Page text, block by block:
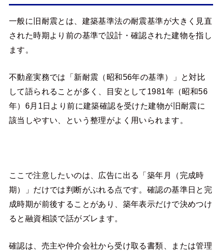
一般に旧耐震とは、建築基準法の耐震基準が大きく見直
された時期より前の基準で設計・確認された建物を指し
ます。
不動産実務では「新耐震（昭和56年の基準）」と対比
して語られることが多く、目安として1981年（昭和56
年）6月1日より前に建築確認を受けた建物が旧耐震に
該当しやすい、という整理がよく用いられます。
ここで注意したいのは、広告に出る「築年月（完成時
期）」だけでは判断がぶれる点です。確認の基準日と完
成時期が前後することがあり、築年表示だけで決めつけ
ると融資相談で話がズレます。
確認は、売主や仲介会社から受け取る書類、または管理